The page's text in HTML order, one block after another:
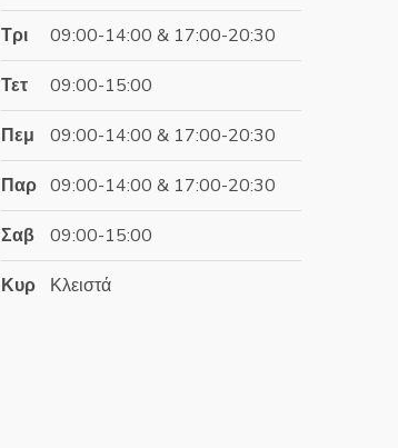
Τρι 09:00-14:00 & 17:00-20:30
Τετ 09:00-15:00
Πεμ 09:00-14:00 & 17:00-20:30
Παρ 09:00-14:00 & 17:00-20:30
Σαβ 09:00-15:00
Κυρ Κλειστά